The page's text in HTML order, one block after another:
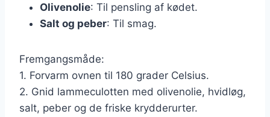
Olivenolie: Til pensling af kødet.
Salt og peber: Til smag.
Fremgangsmåde:
1. Forvarm ovnen til 180 grader Celsius.
2. Gnid lammeculotten med olivenolie, hvidløg,
salt, peber og de friske krydderurter.